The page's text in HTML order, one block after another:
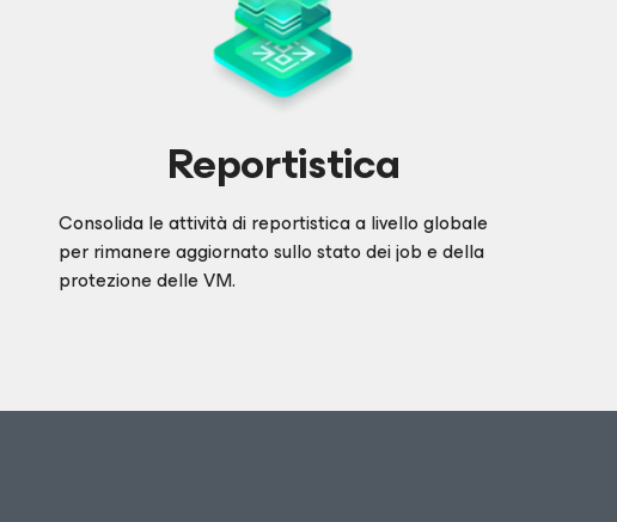
Reportistica
Consolida le attività di reportistica a livello globale
per rimanere aggiornato sullo stato dei job e della
protezione delle VM.